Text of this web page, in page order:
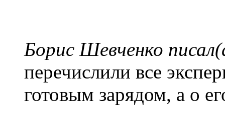
Борис Шевченко
перечислили все
готовым зарядом, а о